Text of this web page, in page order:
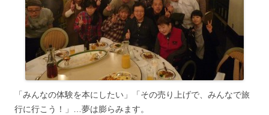
「みんなの体験を本にしたい」「その売り上げで、みんなで旅
行に行こう！」…夢は膨らみます。